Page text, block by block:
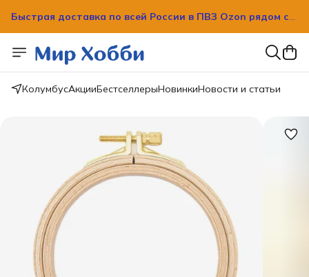
Быстрая доставка по всей России в ПВЗ Ozon рядом с
Быстрая доставка по всей России в ПВЗ Ozon рядом с
вашим домом!
КолумбусАкцииБестселлерыНовинкиНовости и статьи